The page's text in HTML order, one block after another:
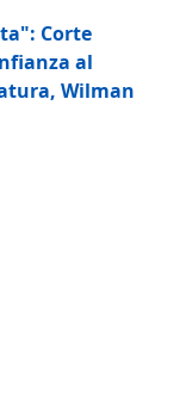
Corte
al
Wilman